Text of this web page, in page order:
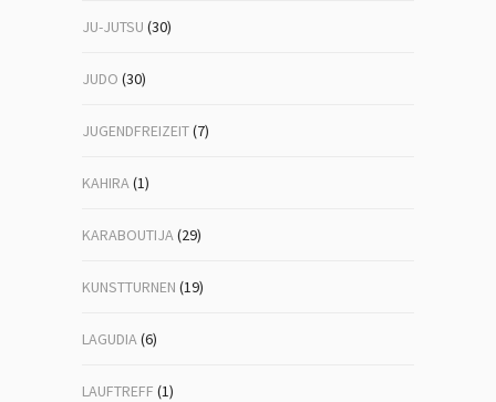
JU-JUTSU (30)
JUDO (30)
JUGENDFREIZEIT(7)
KAHIRA(1)
KARABOUTIJA(29)
KUNSTTURNEN (19)
LAGUDIA(6)
LAUFTREFF (1)